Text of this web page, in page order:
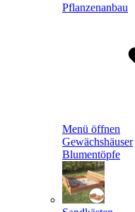
Pflanzenanbau
Menü öffnen
Gewächshäuser
Blumentöpfe